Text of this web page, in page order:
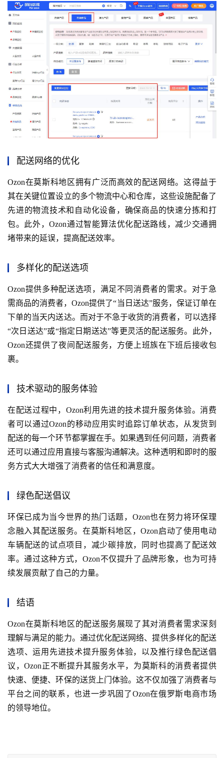
配送网络的优化
Ozon在莫斯科地区拥有广泛而高效的配送网络。这得益于
其在关键位置设立的多个物流中心和仓库，这些设施配备了
先进的物流技术和自动化设备，确保商品的快速分拣和打
包。此外，Ozon通过智能算法优化配送路线，减少交通拥
堵带来的延误，提高配送效率。
多样化的配送选项
Ozon提供多种配送选项，满足不同消费者的需求。对于急
需商品的消费者，Ozon提供了“当日送达”服务，保证订单在
下单的当天内送达。而对于不急于收货的消费者，可以选择
“次日送达”或“指定日期送达”等更灵活的配送服务。此外，
Ozon还提供了夜间配送服务，方便上班族在下班后接收包
裹。
技术驱动的服务体验
在配送过程中，Ozon利用先进的技术提升服务体验。消费
者可以通过Ozon的移动应用实时追踪订单状态，从发货到
配送的每一个环节都掌握在手。如果遇到任何问题，消费者
还可以通过应用直接与客服沟通解决。这种透明和即时的服
务方式大大增强了消费者的信任和满意度。
绿色配送倡议
环保已成为当今世界的热门话题，Ozon也在努力将环保理
念融入其配送服务。在莫斯科地区，Ozon启动了使用电动
车辆配送的试点项目，减少碳排放，同时也提高了配送效
率。通过这种方式，Ozon不仅提升了品牌形象，也为可持
续发展贡献了自己的力量。
结语
Ozon在莫斯科地区的配送服务展现了其对消费者需求深刻
理解与满足的能力。通过优化配送网络、提供多样化的配送
选项、运用先进技术提升服务体验，以及推行绿色配送倡
议，Ozon正不断提升其服务水平，为莫斯科的消费者提供
快速、便捷、环保的送货上门体验。这不仅加强了消费者与
平台之间的联系，也进一步巩固了Ozon在俄罗斯电商市场
的领导地位。